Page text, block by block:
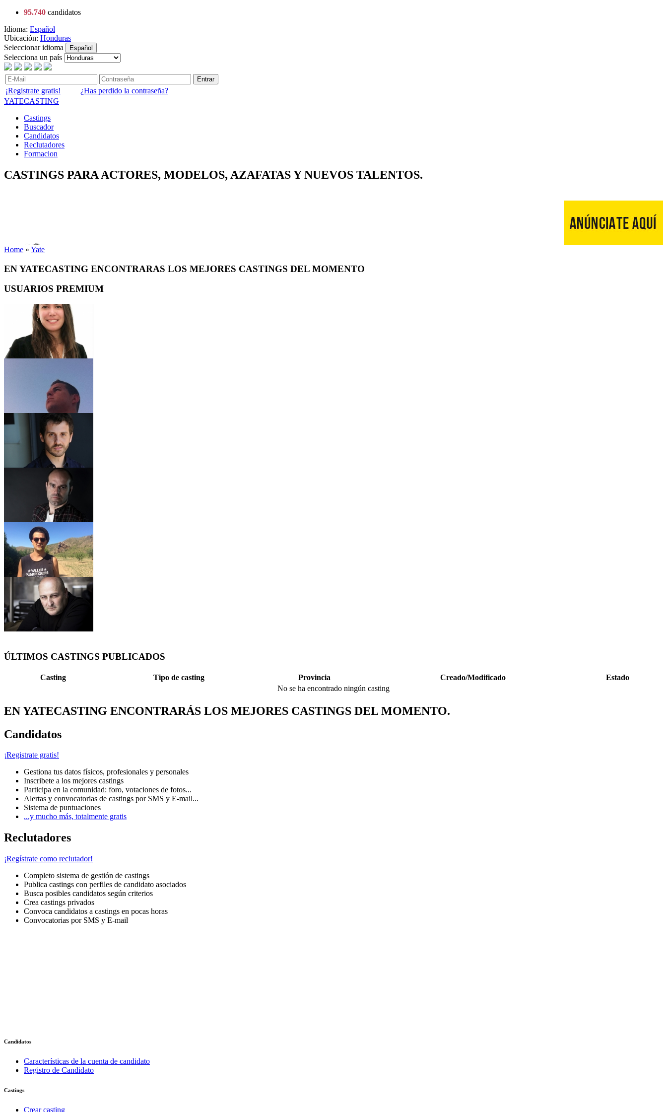
95.740 candidatos
Idioma: Español
Ubicación: Honduras
Seleccionar idioma
Español
Selecciona un país
Entrar
¡Registrate gratis!
¿Has perdido la contraseña?
YATECASTING
Castings
Buscador
Candidatos
Reclutadores
Formacion
CASTINGS PARA ACTORES, MODELOS, AZAFATAS Y NUEVOS TALENTOS.
Home » Yate
EN YATECASTING ENCONTRARAS LOS MEJORES CASTINGS DEL MOMENTO
USUARIOS PREMIUM
ÚLTIMOS CASTINGS PUBLICADOS
Casting Tipo de casting Provincia Creado/Modificado
Estado
No se ha encontrado ningún casting
EN YATECASTING ENCONTRARÁS LOS MEJORES CASTINGS DEL MOMENTO.
Candidatos
¡Registrate gratis!
Gestiona tus datos físicos, profesionales y personales
Inscribete a los mejores castings
Participa en la comunidad: foro, votaciones de fotos...
Alertas y convocatorias de castings por SMS y E-mail...
Sistema de puntuaciones
...y mucho más, totalmente gratis
Reclutadores
¡Regístrate como reclutador!
Completo sistema de gestión de castings
Publica castings con perfiles de candidato asociados
Busca posibles candidatos según criterios
Crea castings privados
Convoca candidatos a castings en pocas horas
Convocatorias por SMS y E-mail
Candidatos
Características de la cuenta de candidato
Registro de Candidato
Castings
Crear casting